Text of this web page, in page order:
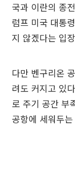
국과 이란의 종
럼프 미국 대통
지 않겠다는 입
다만 벤구리온
려도 커지고 있
로 주기 공간 부
공항에 세워두